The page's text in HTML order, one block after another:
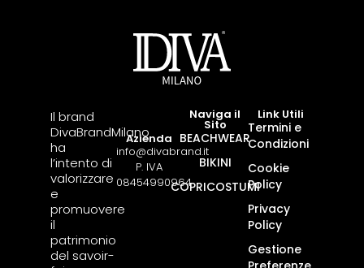
Il brand
DivaBrandMilano
ha
l’intento di
valorizzare
e
promuovere
il
patrimonio
del savoir-
Azienda
info@divabrand.it
P. IVA
08454990964
Naviga il
Sito
BEACHWEAR
BIKINI
COPRICOSTUMI
Link Utili
Termini e
Condizioni
Cookie
Policy
Privacy
Policy
Gestione